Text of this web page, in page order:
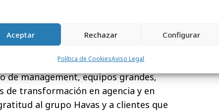
Aceptar Rechazar Configurar
Política de CookiesAviso Legal
en la Universidad Luiss Guido
Milán)– para incorporarse como
de Havas Media Group
la agencia global de Telefónica.
nivel ha sido una experiencia única
de management, equipos grandes,
de transformación en agencia y en
al grupo Havas y a clientes que